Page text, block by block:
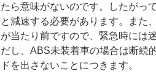
たら意味がないのです。したがっ
減速する必要があります。また
当たり前ですので、緊急時には
だし、ABS未装着車の場合は断続
を出さないことにつきます。